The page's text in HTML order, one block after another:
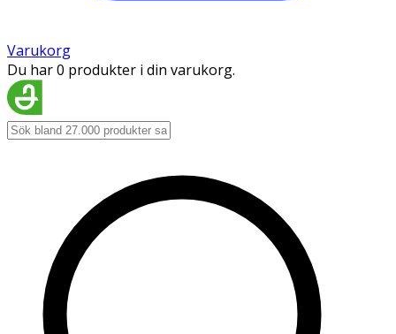
Varukorg
Du har 0 produkter i din varukorg.